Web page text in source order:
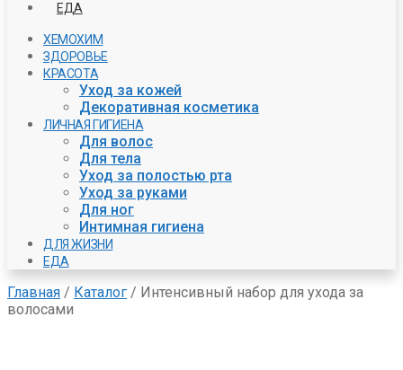
ЕДА
ХЕМОХИМ
ЗДОРОВЬЕ
КРАСОТА
Уход за кожей
Декоративная косметика
ЛИЧНАЯ ГИГИЕНА
Для волос
Для тела
Уход за полостью рта
Уход за руками
Для ног
Интимная гигиена
ДЛЯ ЖИЗНИ
ЕДА
Главная / Каталог / Интенсивный набор для ухода за
волосами